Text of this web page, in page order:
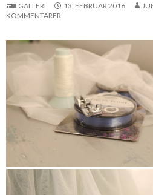
GALLERI 13. FEBRUAR 2016
KOMMENTARER
Ingredienser til et flott underskjørt
wolly nylon eller Seraflock